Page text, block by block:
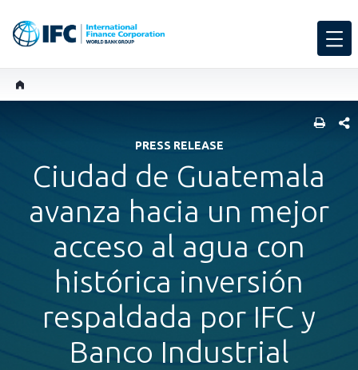
PRESS RELEASE
Ciudad de Guatemala
avanza hacia un mejor
acceso al agua con
histórica inversión
respaldada por IFC y
Banco Industrial